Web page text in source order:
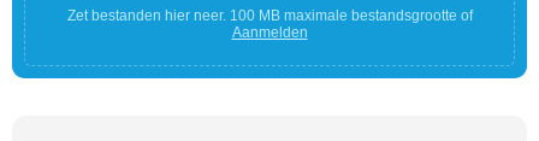
Zet bestanden hier neer. 100 MB maximale bestandsgrootte of
Aanmelden